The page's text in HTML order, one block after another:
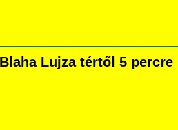
Lujza tértől 5 percre